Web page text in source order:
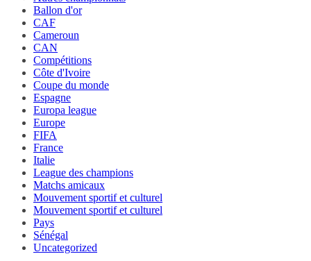
Ballon d'or
CAF
Cameroun
CAN
Compétitions
Côte d'Ivoire
Coupe du monde
Espagne
Europa league
Europe
FIFA
France
Italie
League des champions
Matchs amicaux
Mouvement sportif et culturel
Mouvement sportif et culturel
Pays
Sénégal
Uncategorized